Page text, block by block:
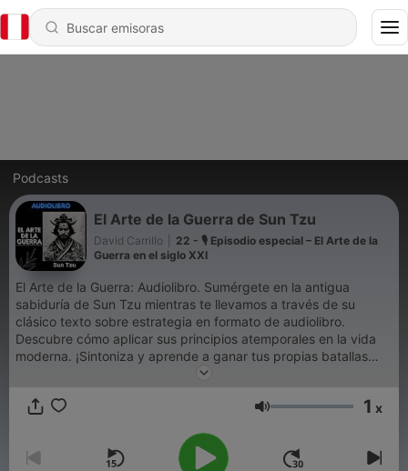
Podcasts
El Arte de la Guerra de Sun Tzu
David Carrillo
22 - 🎙️ Episodio especial – El Arte de la
Guerra en el siglo XXI
El Arte de la Guerra: Audiolibro. Sumérgete en la antigua
sabiduría de Sun Tzu mientras te llevamos a través de su
clásico texto sobre estrategia en formato de audiolibro.
Descubre cómo aplicar sus principios atemporales en la vida
moderna. ¡Sintoniza y aprende a ganar tus propias batallas
Volumen 1 x